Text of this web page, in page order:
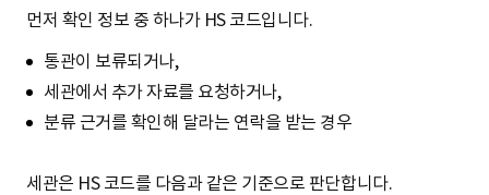
먼저 확인 정보 중 하나가 HS 코드입니다.
통관이 보류되거나,
세관에서 추가 자료를 요청하거나,
분류 근거를 확인해 달라는 연락을 받는 경우
세관은 HS 코드를 다음과 같은 기준으로 판단합니다.